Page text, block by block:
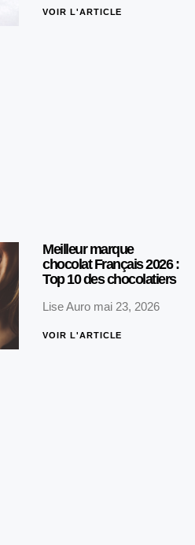
VOIR L'ARTICLE
Meilleur marque
chocolat Français 2026 :
Top 10 des chocolatiers
Lise Auro mai 23, 2026
VOIR L'ARTICLE